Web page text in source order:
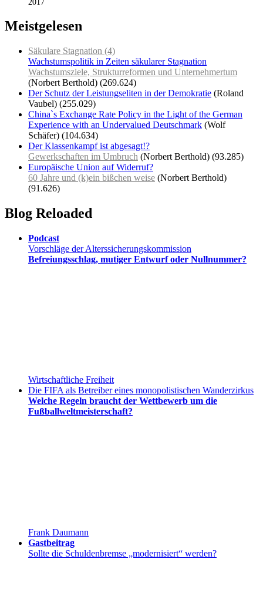
2017
Meistgelesen
Säkulare Stagnation (4)
Wachstumspolitik in Zeiten säkularer Stagnation
Wachstumsziele, Strukturreformen und Unternehmertum
(Norbert Berthold) (269.624)
Der Schutz der Leistungseliten in der Demokratie (Roland
Vaubel) (255.029)
China`s Exchange Rate Policy in the Light of the German
Experience with an Undervalued Deutschmark (Wolf
Schäfer) (104.634)
Der Klassenkampf ist abgesagt!?
Gewerkschaften im Umbruch (Norbert Berthold) (93.285)
Europäische Union auf Widerruf?
60 Jahre und (k)ein bißchen weise (Norbert Berthold)
(91.626)
Blog Reloaded
Podcast
Vorschläge der Alterssicherungskommission
Befreiungsschlag, mutiger Entwurf oder Nullnummer?
Wirtschaftliche Freiheit
Die FIFA als Betreiber eines monopolistischen Wanderzirkus
Welche Regeln braucht der Wettbewerb um die
Fußballweltmeisterschaft?
Frank Daumann
Gastbeitrag
Sollte die Schuldenbremse „modernisiert“ werden?